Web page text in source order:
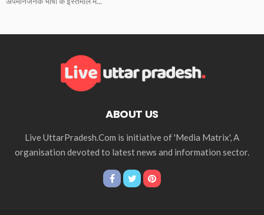
ABOUT US
Live UttarPradesh.Com is initiative of 'Media Matrix', A
organisation devoted to latest news and information sector.